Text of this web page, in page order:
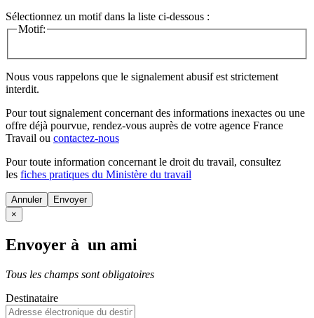
Sélectionnez un motif dans la liste ci-dessous :
Motif:
Nous vous rappelons que le signalement abusif est strictement
interdit.
Pour tout signalement concernant des informations inexactes ou une
offre déjà pourvue, rendez-vous auprès de votre agence France
Travail ou contactez-nous
Pour toute information concernant le droit du travail, consultez
les fiches pratiques du Ministère du travail
Annuler
×
Envoyer à un ami
Tous les champs sont obligatoires
Destinataire